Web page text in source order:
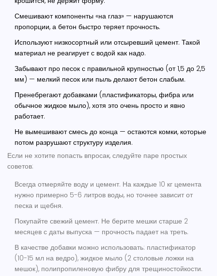
Смешивают компоненты «на глаз» — нарушаются
пропорции, а бетон быстро теряет прочность.
Используют низкосортный или отсыревший цемент. Такой
материал не реагирует с водой как надо.
Забывают про песок с правильной крупностью (от 1,5 до 2,5
мм) — мелкий песок или пыль делают бетон слабым.
Пренебрегают добавками (пластификаторы, фибра или
обычное жидкое мыло), хотя это очень просто и явно
работает.
Не вымешивают смесь до конца — остаются комки, которые
потом разрушают структуру изделия.
Если не хотите попасть впросак, следуйте паре простых
советов:
Всегда отмеряйте воду и цемент. На каждые 10 кг цемента
нужно примерно 5-6 литров воды, но точнее зависит от
песка и щебня.
Покупайте свежий цемент. Не берите мешки старше 2
месяцев с даты выпуска — прочность падает на треть.
В качестве добавки можно использовать: пластификатор
(10-15 мл на ведро), жидкое мыло (2 столовые ложки на
мешок), полипропиленовую фибру для трещиностойкости.